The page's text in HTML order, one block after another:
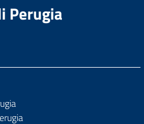
Perugia